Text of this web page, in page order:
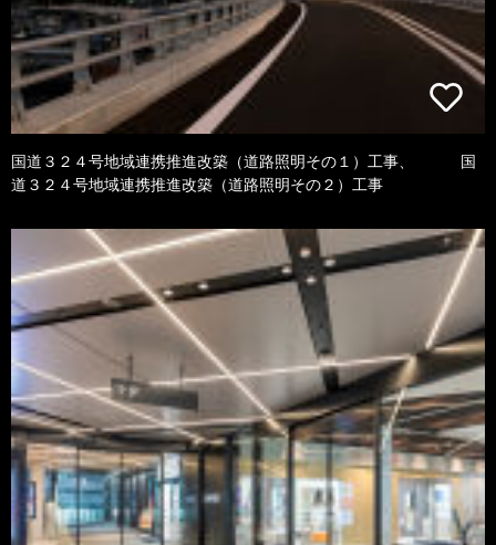
国道３２４号地域連携推進改築（道路照明その１）工事、 国
道３２４号地域連携推進改築（道路照明その２）工事